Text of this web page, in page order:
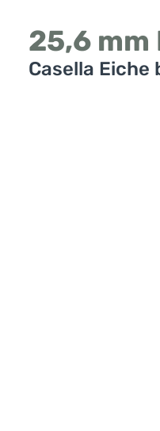
25,6 mm
Casella Eiche